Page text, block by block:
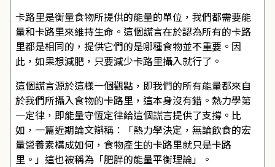
卡路里是衡量食物所提供的能量的單位，我們都需要能
量和卡路里來維持生命。這個謊言在於認為所有的卡路
里都是相同的，提供它們的是哪種食物並不重要。因
此，如果想減肥，只要減少卡路里攝入就行了。
這個謊言源於這樣一個觀點，即我們的所有能量都來自
於我們所攝入食物的卡路里，這本身沒有錯。熱力學第
一定律，即能量守恆定律給這個謊言提供了支撐。比
如，一篇近期論文辯稱：「熱力學決定，無論飲食的宏
量營養素構成如何，食物產生的卡路里就只是卡路
里。」這也被稱為「肥胖的能量平衡理論」。